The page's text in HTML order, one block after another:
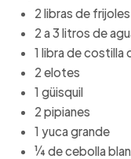
2 libras de frijoles
2 a 3 litros de
1 libra de costilla
2 elotes
1 güisquil
2 pipianes
1 yuca grande
¼ de cebolla